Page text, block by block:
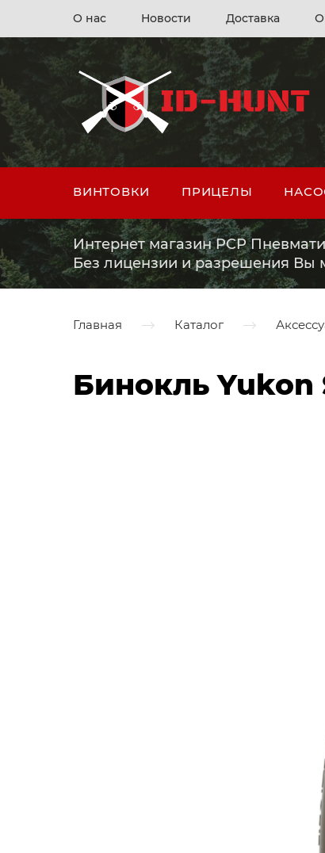
О нас Новости Доставка
ВИНТОВКИ ПРИЦЕЛЫ
Интернет магазин PCP
Без лицензии и разрешения Вы
Главная Каталог
Бинокль Yukon